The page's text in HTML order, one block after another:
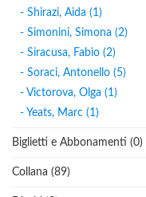
- Shirazi, Aida (1)
- Simonini, Simona (2)
- Siracusa, Fabio (2)
- Soraci, Antonello (5)
- Victorova, Olga (1)
- Yeats, Marc (1)
Biglietti e Abbonamenti (0)
Collana (89)